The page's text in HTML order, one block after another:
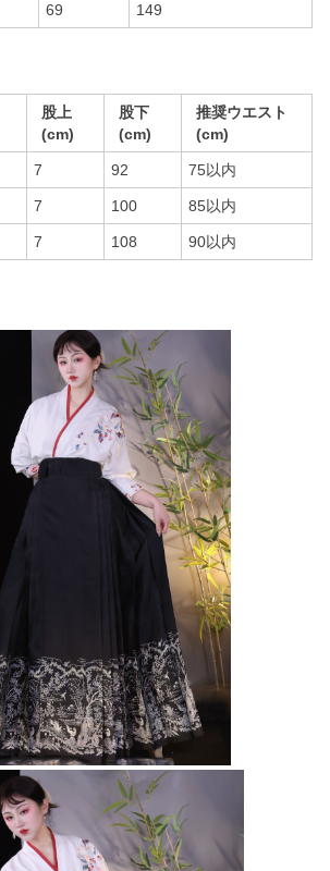
69 149
股上
(cm)
股下
(cm)
推奨ウエスト
(cm)
7 92 75以内
7 100 85以内
7 108 90以内